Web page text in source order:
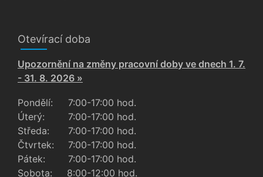
Otevírací doba
Upozornění na změny pracovní doby ve dnech 1. 7.
- 31. 8. 2026 »
Pondělí:
Úterý:
Středa:
Čtvrtek:
Pátek:
Sobota:
7:00-17:00 hod.
7:00-17:00 hod.
7:00-17:00 hod.
7:00-17:00 hod.
7:00-17:00 hod.
8:00-12:00 hod.